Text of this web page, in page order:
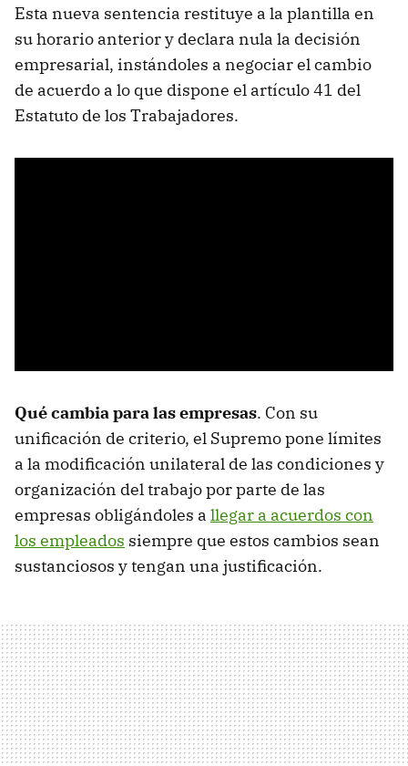
Esta nueva sentencia restituye a la plantilla en
su horario anterior y declara nula la decisión
empresarial, instándoles a negociar el cambio
de acuerdo a lo que dispone el artículo 41 del
Estatuto de los Trabajadores.
Qué cambia para las empresas. Con su
unificación de criterio, el Supremo pone límites
a la modificación unilateral de las condiciones y
organización del trabajo por parte de las
empresas obligándoles a llegar a acuerdos con
los empleados siempre que estos cambios sean
sustanciosos y tengan una justificación.